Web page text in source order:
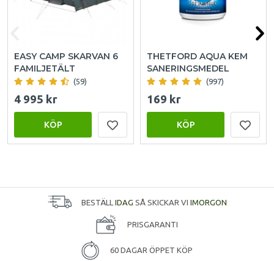
EASY CAMP SKARVAN 6
FAMILJETÄLT
(59)
4 995 kr
KÖP
THETFORD AQUA KEM
SANERINGSMEDEL
(997)
169 kr
KÖP
BESTÄLL IDAG SÅ SKICKAR VI IMORGON
PRISGARANTI
60 DAGAR ÖPPET KÖP